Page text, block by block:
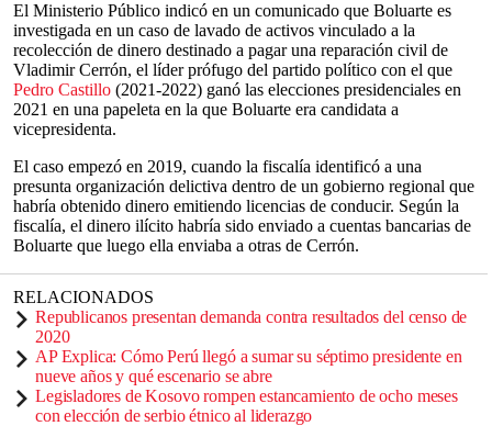
El Ministerio Público indicó en un comunicado que Boluarte es
investigada en un caso de lavado de activos vinculado a la
recolección de dinero destinado a pagar una reparación civil de
Vladimir Cerrón, el líder prófugo del partido político con el que
Pedro Castillo (2021-2022) ganó las elecciones presidenciales en
2021 en una papeleta en la que Boluarte era candidata a
vicepresidenta.
El caso empezó en 2019, cuando la fiscalía identificó a una
presunta organización delictiva dentro de un gobierno regional que
habría obtenido dinero emitiendo licencias de conducir. Según la
fiscalía, el dinero ilícito habría sido enviado a cuentas bancarias de
Boluarte que luego ella enviaba a otras de Cerrón.
RELACIONADOS
Republicanos presentan demanda contra resultados del censo de
2020
AP Explica: Cómo Perú llegó a sumar su séptimo presidente en
nueve años y qué escenario se abre
Legisladores de Kosovo rompen estancamiento de ocho meses
con elección de serbio étnico al liderazgo